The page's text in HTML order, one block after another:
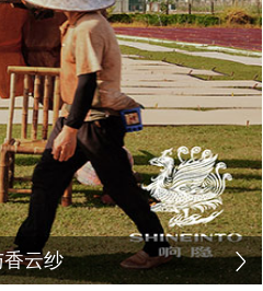
勐泐文化旅游区